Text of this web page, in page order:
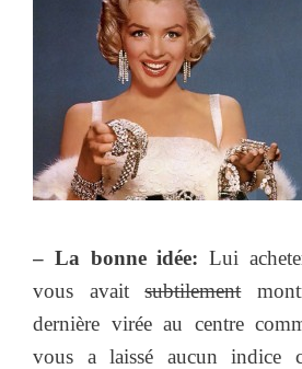
– La bonne idée: Lui
vous avaitsubtilement
dernière virée au centre
vous a laissé aucun indice